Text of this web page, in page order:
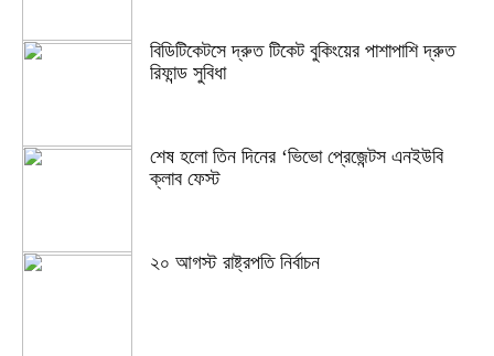
বিডিটিকেটসে দ্রুত টিকেট বুকিংয়ের পাশাপাশি দ্রুত
রিফান্ড সুবিধা
শেষ হলো তিন দিনের ‘ভিভো প্রেজেন্টস এনইউবি
ক্লাব ফেস্ট
২০ আগস্ট রাষ্ট্রপতি নির্বাচন